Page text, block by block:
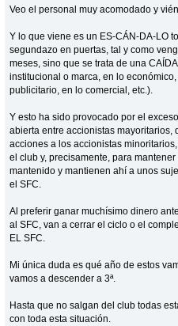
Veo el personal muy acomodado y
Y lo que viene es un ES-CÁN-DA-LO
segundazo en puertas, tal y como
meses, sino que se trata de una
institucional o marca, en lo
publicitario, en lo comercial, etc.).
Y esto ha sido provocado por el
abierta entre accionistas mayoritarios,
acciones a los accionistas
el club y, precisamente, para
mantenido y mantienen ahí a unos
el SFC.
Al preferir ganar muchísimo dinero
al SFC, van a cerrar el ciclo o el
EL SFC.
Mi única duda es qué año de estos
vamos a descender a 3ª.
Hasta que no salgan del club todas
con toda esta situación.